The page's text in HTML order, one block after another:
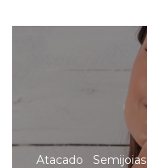
Atacado Semijoias